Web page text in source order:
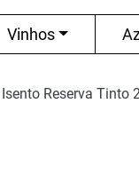
Vinhos
Isento Reserva Tinto